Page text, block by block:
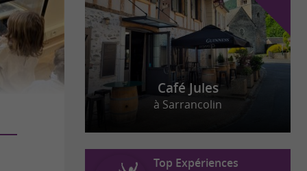
Café Jules
à Sarrancolin
Top Expériences